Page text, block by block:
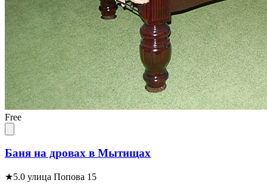
Free
Баня на дровах в Мытищах
★5.0 улица Попова 15